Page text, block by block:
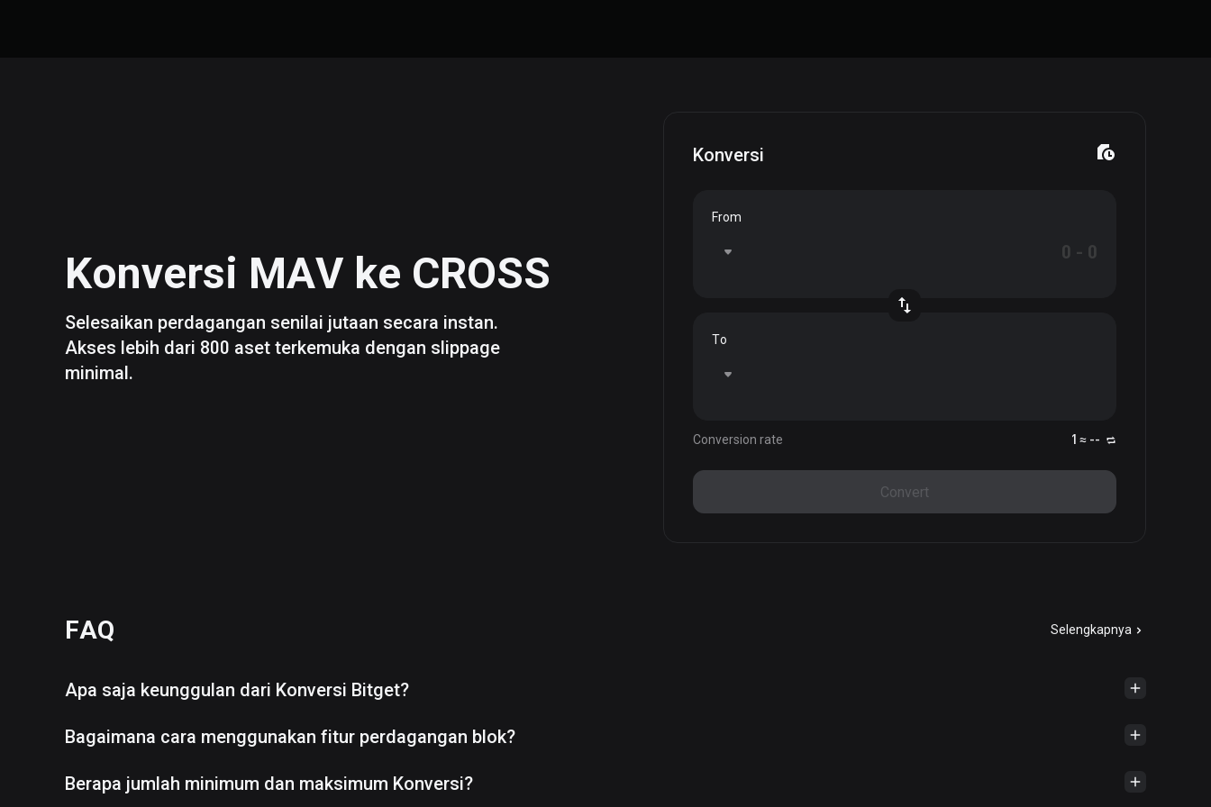
Konversi MAV ke CROSS
Selesaikan perdagangan senilai jutaan secara instan.
Akses lebih dari 800 aset terkemuka dengan slippage
minimal.
Konversi
From
To
Conversion rate 1 ≈ --
Convert
FAQ Selengkapnya
Apa saja keunggulan dari Konversi Bitget?
Bagaimana cara menggunakan fitur perdagangan blok?
Berapa jumlah minimum dan maksimum Konversi?